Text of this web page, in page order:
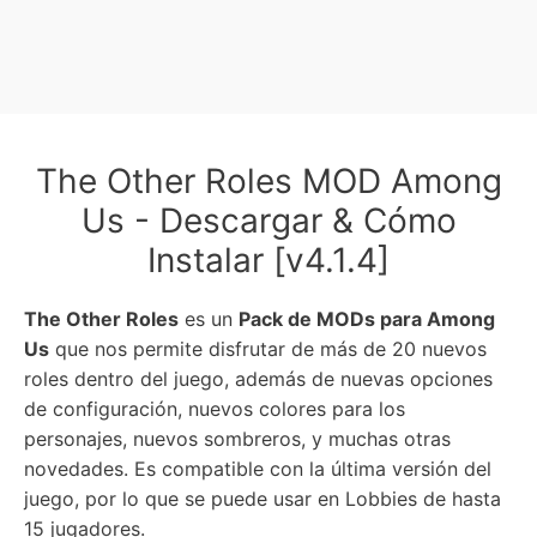
The Other Roles MOD Among
Us - Descargar & Cómo
Instalar [v4.1.4]
The Other Roles es un Pack de MODs para Among
Us que nos permite disfrutar de más de 20 nuevos
roles dentro del juego, además de nuevas opciones
de configuración, nuevos colores para los
personajes, nuevos sombreros, y muchas otras
novedades. Es compatible con la última versión del
juego, por lo que se puede usar en Lobbies de hasta
15 jugadores.